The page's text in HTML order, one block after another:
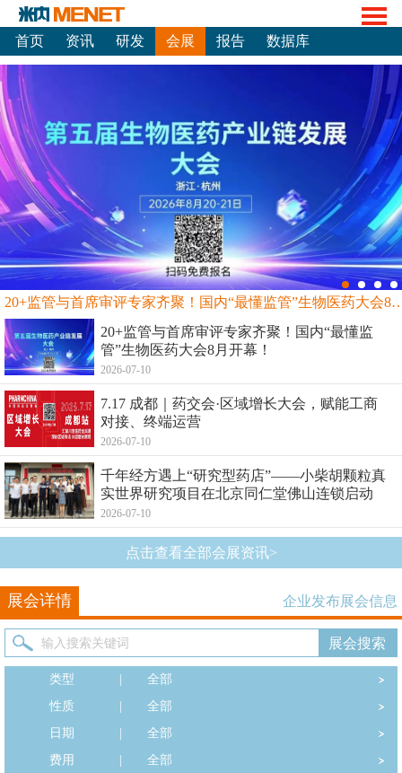
首页 资讯 研发 会展 报告 数据库
20+监管与首席审评专家齐聚！国内“最
20+监管与首席审评专家齐聚！国内“最懂监
管”生物医药大会8月开幕！
2026-07-10
7.17 成都｜药交会·区域增长大会，赋能工商
对接、终端运营
2026-07-10
千年经方遇上“研究型药店”——小柴胡颗粒真
实世界研究项目在北京同仁堂佛山连锁启动
2026-07-10
点击查看全部会展资讯>
展会详情 企业发布展会信息
类型
全部
性质
全部
日期
全部
费用
全部